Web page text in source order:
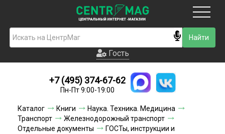
Гость
Новинки
Условия доставки
Условия оплаты
Гость
+7 (495) 374-67-62
Пн-Пт 9:00-19:00
Каталог Книги
Наука. Техника. Медицина
Транспорт
Железнодорожный транспорт
Отдельные документы
ГОСТы, инструкции и